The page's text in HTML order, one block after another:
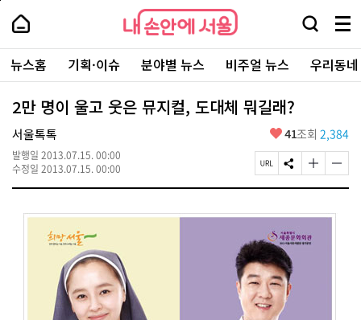
본
로
가
내
손
안
에
서
울
-
서
울
시
대
표
소
내
손
에
울
검
창
열
기
메
뉴
전
체
보
주
요
서
뉴스홈 기획·이슈 분야별 뉴스 비주얼 뉴스 우리동
2만 명이 울고 웃은 뮤지컬, 도대체 뭐길래?
서울톡톡
발행일 2013.07.15. 00:00
수정일 2013.07.15. 00:00
좋
요
41조회 2,384
페
이
U
R
L
복
사
S
N
공
유
하
기
글
자
기
크
글
자
페
상
단
로